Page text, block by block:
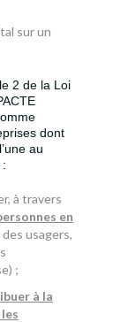
sur un
2 de la Loi
dont
au
à travers
en
des usagers,
;
à la